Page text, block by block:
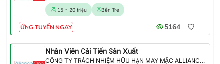
15 - 20 triệu Bến Tre
ỨNG TUYỂN NGAY 5164
Nhân Viên Cải Tiến Sản Xuất
CÔNG TY TRÁCH NHIỆM HỮU HẠN MAY MẶC ALLIANCE ONE